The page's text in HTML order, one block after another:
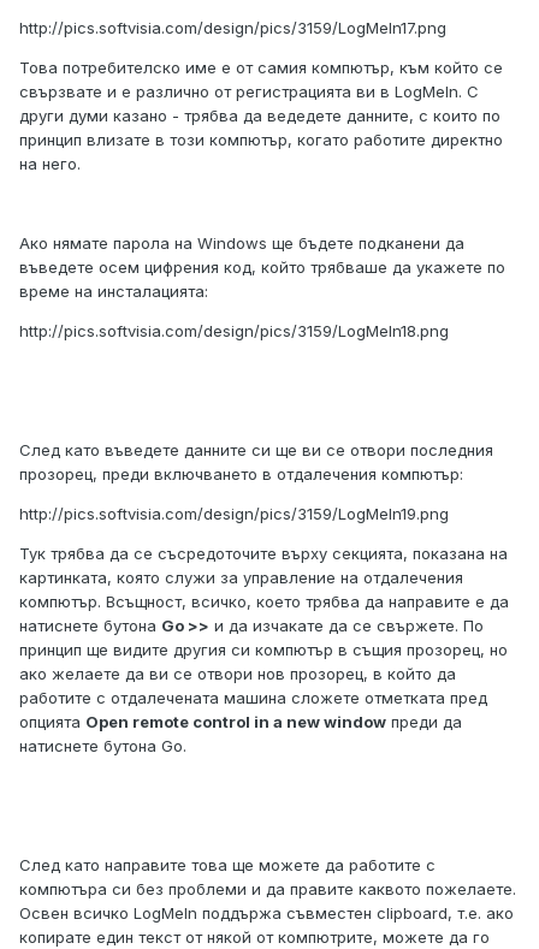
http://pics.softvisia.com/design/pics/3159/LogMeIn17.png
Това потребителско име е от самия компютър, към който се
свързвате и е различно от регистрацията ви в LogMeIn. С
други думи казано - трябва да ведедете данните, с които по
принцип влизате в този компютър, когато работите директно
на него.
Ако нямате парола на Windows ще бъдете подканени да
въведете осем цифрения код, който трябваше да укажете по
време на инсталацията:
http://pics.softvisia.com/design/pics/3159/LogMeIn18.png
След като въведете данните си ще ви се отвори последния
прозорец, преди включването в отдалечения компютър:
http://pics.softvisia.com/design/pics/3159/LogMeIn19.png
Тук трябва да се съсредоточите върху секцията, показана на
картинката, която служи за управление на отдалечения
компютър. Всъщност, всичко, което трябва да направите е да
натиснете бутона Go >> и да изчакате да се свържете. По
принцип ще видите другия си компютър в същия прозорец, но
ако желаете да ви се отвори нов прозорец, в който да
работите с отдалечената машина сложете отметката пред
опцията Open remote control in a new window преди да
натиснете бутона Go.
След като направите това ще можете да работите с
компютъра си без проблеми и да правите каквото пожелаете.
Освен всичко LogMeIn поддържа съвместен clipboard, т.е. ако
копирате един текст от някой от компютрите, можете да го